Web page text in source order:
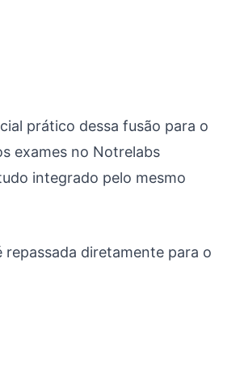
prático dessa fusão para o
exames no Notrelabs
integrado pelo mesmo
diretamente para o